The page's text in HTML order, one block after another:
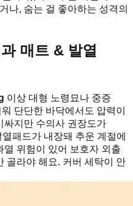
나, 숨는 걸 좋아하는 성격의
매트 & 발열
이상 대형 노령묘나 중증
단단한 바닥에서도 압력이
싸지만 수의사 권장도가
패드가 내장돼 추운 계절에
위험이 있어 보호자 외출
골라야 해요. 커버 세탁이 안